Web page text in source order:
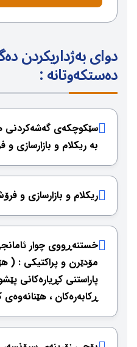
دوای بەژداریكردن
دەستكەوتانە :
سێكوچكەی گەشەكردنی
بە ریكلام و
ریكلام و بازارسازی و
خستنەڕووی چوار
مۆدێرن و پراكتیكی : (
پاراستنی كڕیارەكانی
ڕكابەرەكان ،